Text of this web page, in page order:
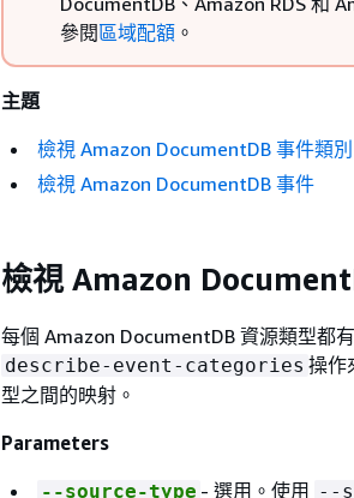
參閱區域配額 。
主題
檢視 Amazon DocumentDB 事件類別
檢視 Amazon DocumentDB 事件
檢視 Amazon
每個 Amazon DocumentDB 資源類型都
describe-event-categories 操作
型之間的映射。
Parameters
--source-type - 選用。使用 --